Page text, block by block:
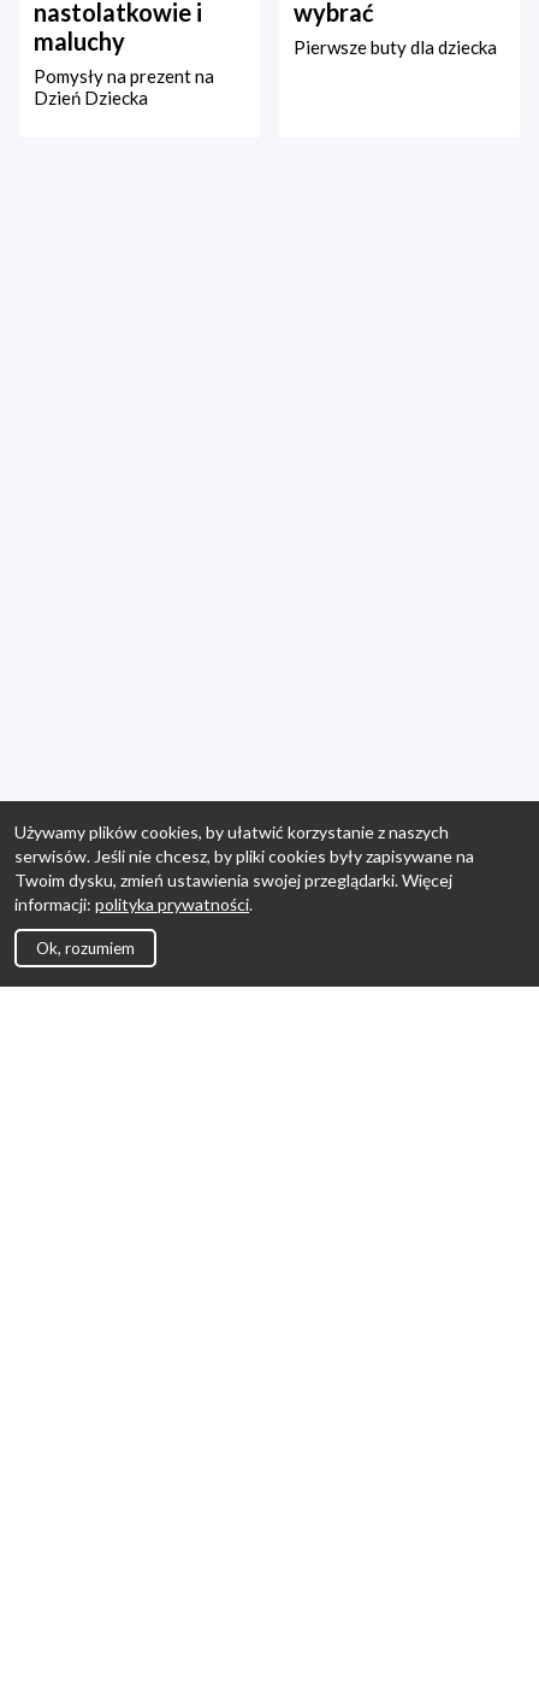
nastolatkowie i
maluchy
Pomysły na prezent na
Dzień Dziecka
wybrać
Pierwsze buty dla dziecka
Używamy plików cookies, by ułatwić korzystanie z naszych
serwisów. Jeśli nie chcesz, by pliki cookies były zapisywane na
Twoim dysku, zmień ustawienia swojej przeglądarki. Więcej
informacji: polityka prywatności.
Ok, rozumiem